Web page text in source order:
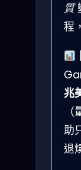
質
程
兆
助
退